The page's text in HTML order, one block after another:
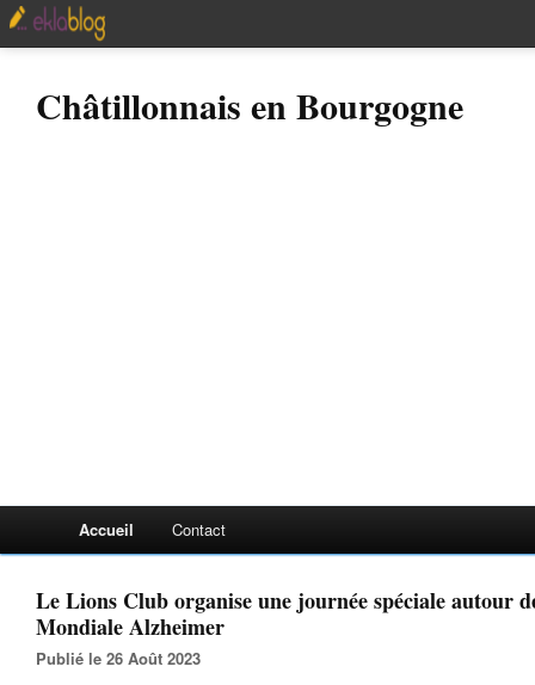
Châtillonnais en Bourgogne
Accueil Contact
Le Lions Club organise une journée spéciale autour
Mondiale Alzheimer
Publié le 26 Août 2023